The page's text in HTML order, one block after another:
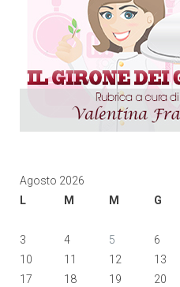
Agosto 2026
L
M M G
3
4 5 6
10
11 12 13
17
18 19 20